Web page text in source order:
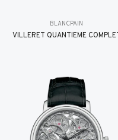
BLANCPAIN
VILLERET QUANTIÈME COMPLET